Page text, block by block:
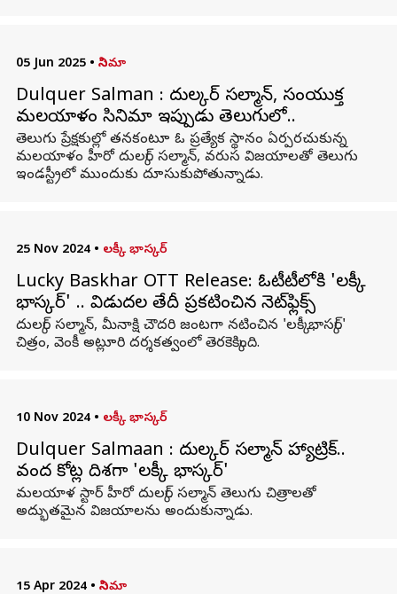
05 Jun 2025 • సినిమా
Dulquer Salman : దుల్కర్ సల్మాన్, సంయుక్త
మలయాళం సినిమా ఇప్పుడు తెలుగులో..
తెలుగు ప్రేక్షకుల్లో తనకంటూ ఓ ప్రత్యేక స్థానం ఏర్పరచుకున్న
మలయాళం హీరో దుల్కర్ సల్మాన్, వరుస విజయాలతో తెలుగు
ఇండస్ట్రీలో ముందుకు దూసుకుపోతున్నాడు.
25 Nov 2024 • లక్కీ భాస్కర్
Lucky Baskhar OTT Release: ఓటీటీలోకి 'లక్కీ
భాస్కర్‌' .. విడుదల తేదీ ప్రకటించిన నెట్‌ఫ్లిక్స్‌
దుల్కర్‌ సల్మాన్‌, మీనాక్షి చౌదరి జంటగా నటించిన 'లక్కీ భాస్కర్‌'
చిత్రం, వెంకీ అట్లూరి దర్శకత్వంలో తెరకెక్కింది.
10 Nov 2024 • లక్కీ భాస్కర్
Dulquer Salmaan : దుల్కర్ సల్మాన్ హ్యాట్రిక్..
వంద కోట్ల దిశగా 'లక్కీ భాస్కర్'
మలయాళ స్టార్ హీరో దుల్కర్ సల్మాన్ తెలుగు చిత్రాలతో
అద్భుతమైన విజయాలను అందుకున్నాడు.
15 Apr 2024 • సినిమా